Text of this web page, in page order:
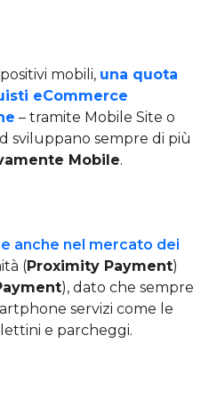
mobili, una quota
eCommerce
– tramite Mobile Site o
sviluppano sempre di più
Mobile.
anche nel mercato dei
(Proximity Payment)
), dato che sempre
servizi come le
e parcheggi.